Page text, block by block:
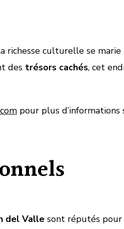
richesse culturelle se
des trésors cachés, cet
pour plus
del Valle sont réputés pour